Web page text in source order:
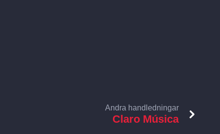
Andra handledningar
Claro Música